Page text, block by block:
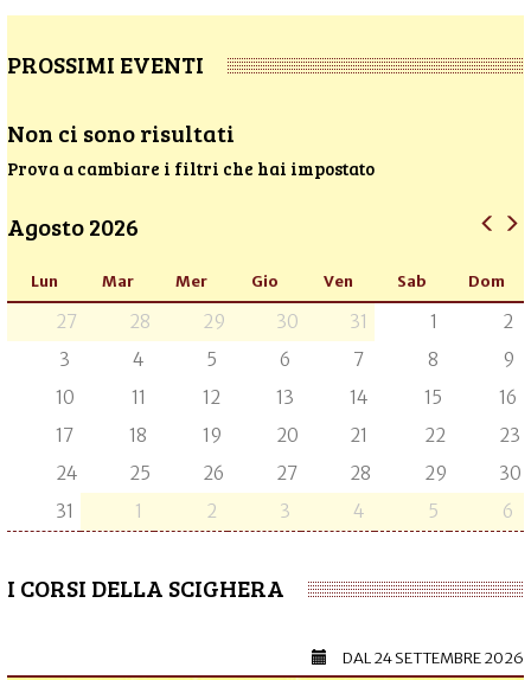
PROSSIMI EVENTI
Non ci sono risultati
Prova a cambiare i filtri che hai impostato
Agosto 2026
Lun Mar Mer Gio Ven Sab Dom
27 28 29 30 31 1
2
3
4 5 6 7 8
9
10
11 12 13 14 15
16
17
18 19 20 21 22
23
24
25 26 27 28 29
30
31
1 2 3 4 5 6
I CORSI DELLA SCIGHERA
DAL24 SETTEMBRE 2026